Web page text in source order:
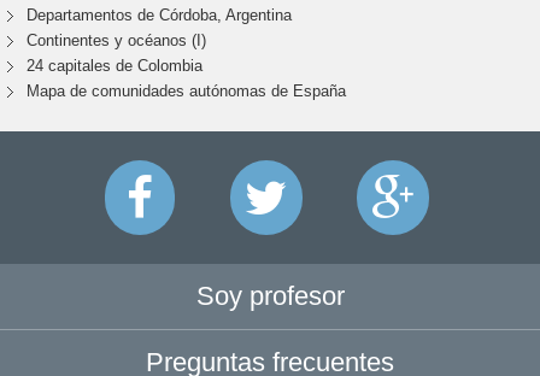
Departamentos de Córdoba, Argentina
Continentes y océanos (I)
24 capitales de Colombia
Mapa de comunidades autónomas de España
Soy profesor
Preguntas frecuentes